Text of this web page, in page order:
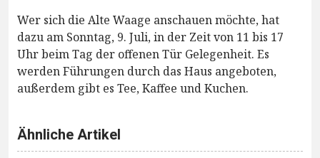
Wer sich die Alte Waage anschauen möchte, hat
dazu am Sonntag, 9. Juli, in der Zeit von 11 bis 17
Uhr beim Tag der offenen Tür Gelegenheit. Es
werden Führungen durch das Haus angeboten,
außerdem gibt es Tee, Kaffee und Kuchen.
Ähnliche Artikel